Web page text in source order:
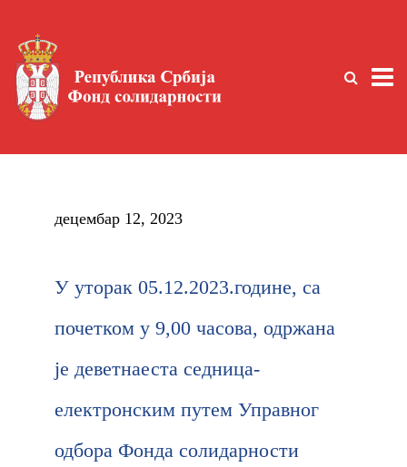
децембар 12, 2023
У уторак 05.12.2023.године, са
почетком у 9,00 часова, одржана
је деветнаеста седница-
електронским путем Управног
одбора Фонда солидарности